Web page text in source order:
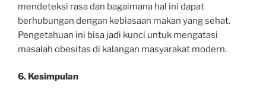
mendeteksi rasa dan bagaimana hal ini dapat
berhubungan dengan kebiasaan makan yang sehat.
Pengetahuan ini bisa jadi kunci untuk mengatasi
masalah obesitas di kalangan masyarakat modern.
6. Kesimpulan